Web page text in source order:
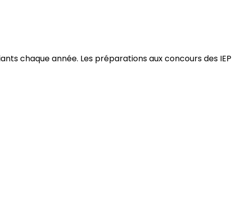
chaque année. Les préparations aux concours des IEP